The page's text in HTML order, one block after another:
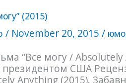
(2015)
/ November 20, 2015/
“Все могу / Absolutely
президентом США
Anything (2015).